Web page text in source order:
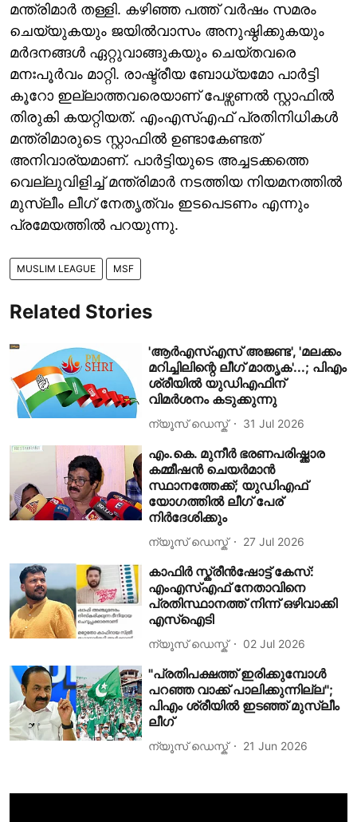
മന്ത്രിമാർ തള്ളി. കഴിഞ്ഞ പത്ത് വർഷം സമരം
ചെയ്യുകയും ജയിൽവാസം അനുഷ്ഠിക്കുകയും
മർദനങ്ങൾ ഏറ്റുവാങ്ങുകയും ചെയ്തവരെ
മനഃപൂർവം മാറ്റി. രാഷ്ട്രീയ ബോധ്യമോ പാർട്ടി
കൂറോ ഇല്ലാത്തവരെയാണ് പേഴ്സണൽ സ്റ്റാഫിൽ
തിരുകി കയറ്റിയത്. എംഎസ്എഫ് പ്രതിനിധികൾ
മന്ത്രിമാരുടെ സ്റ്റാഫിൽ ഉണ്ടാകേണ്ടത്
അനിവാര്യമാണ്. പാർട്ടിയുടെ അച്ചടക്കത്തെ
വെല്ലുവിളിച്ച് മന്ത്രിമാർ നടത്തിയ നിയമനത്തിൽ
മുസ്ലീം ലീഗ് നേതൃത്വം ഇടപെടണം എന്നും
പ്രമേയത്തിൽ പറയുന്നു.
MUSLIM LEAGUE MSF
Related Stories
'ആര്‍എസ്എസ് അജണ്ട', 'മലക്കം
മറിച്ചിലിന്റെ ലീഗ് മാതൃക'...; പിഎം
ശ്രീയില്‍ യുഡിഎഫിന്
വിമര്‍ശനം കടുക്കുന്നു
ന്യൂസ് ഡെസ്ക് 31 Jul 2026
എം.കെ. മുനീർ ഭരണപരിഷ്ക്കാര
കമ്മീഷൻ ചെയർമാൻ
സ്ഥാനത്തേക്ക്; യുഡിഎഫ്
യോഗത്തിൽ ലീഗ് പേര്
നിർദേശിക്കും
ന്യൂസ് ഡെസ്ക് 27 Jul 2026
കാഫിർ സ്ക്രീൻഷോട്ട് കേസ്:
എംഎസ്എഫ് നേതാവിനെ
പ്രതിസ്ഥാനത്ത് നിന്ന് ഒഴിവാക്കി
എസ്ഐടി
ന്യൂസ് ഡെസ്ക് 02 Jul 2026
"പ്രതിപക്ഷത്ത് ഇരിക്കുമ്പോൾ
പറഞ്ഞ വാക്ക് പാലിക്കുന്നില്ല";
പിഎം ശ്രീയിൽ ഇടഞ്ഞ് മുസ്ലീം
ലീഗ്
ന്യൂസ് ഡെസ്ക് 21 Jun 2026